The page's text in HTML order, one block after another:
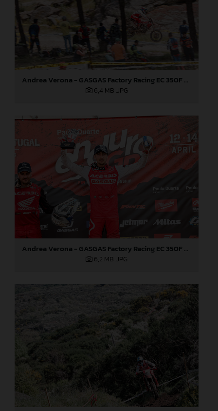
Andrea Verona - GASGAS Factory Racing EC 350F - EnduroGP of Portugal
6,4 MB .JPG
Andrea Verona - GASGAS Factory Racing EC 350F - EnduroGP of Portugal
6,2 MB .JPG